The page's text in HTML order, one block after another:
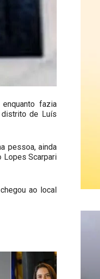
fazia
distrito de Luís
pessoa, ainda
Lopes Scarpari
ao local